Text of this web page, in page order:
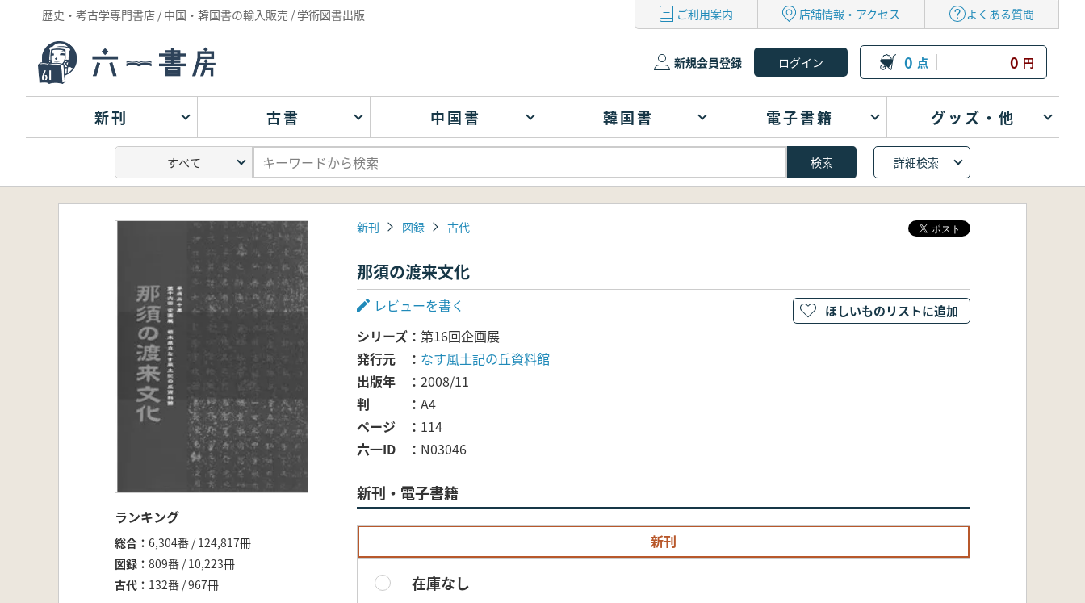
歴史・考古学専門書店 / 中国・韓国書の輸入販売 / 学術図書出版 ご利用案内 店舗情報・アクセス よくある質問
新規会員登録 0 点 0 円
新刊 古書 中国書 韓国書 電子書籍 グッズ・他
詳細検索
ランキング
総合
6,304番 / 124,817冊
図録
809番 / 10,223冊
古代
132番 / 967冊
新刊 図録 古代
那須の渡来文化
レビューを書く
シリーズ
第16回企画展
発行元
なす風土記の丘資料館
出版年
2008/11
判
A4
ページ
114
六一ID
N03046
新刊・電子書籍
新刊
在庫なし
ほしいものリストに追加